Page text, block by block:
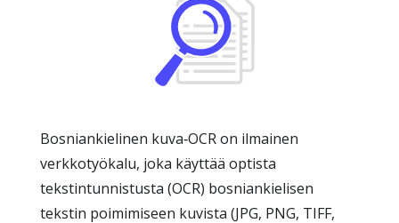
Bosniankielinen kuva‑OCR on ilmainen
verkkotyökalu, joka käyttää optista
tekstintunnistusta (OCR) bosniankielisen
tekstin poimimiseen kuvista (JPG, PNG, TIFF,